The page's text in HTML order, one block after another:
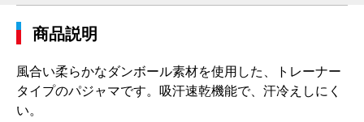
商品説明
風合い柔らかなダンボール素材を使用した、トレーナー
タイプのパジャマです。吸汗速乾機能で、汗冷えしにく
い。